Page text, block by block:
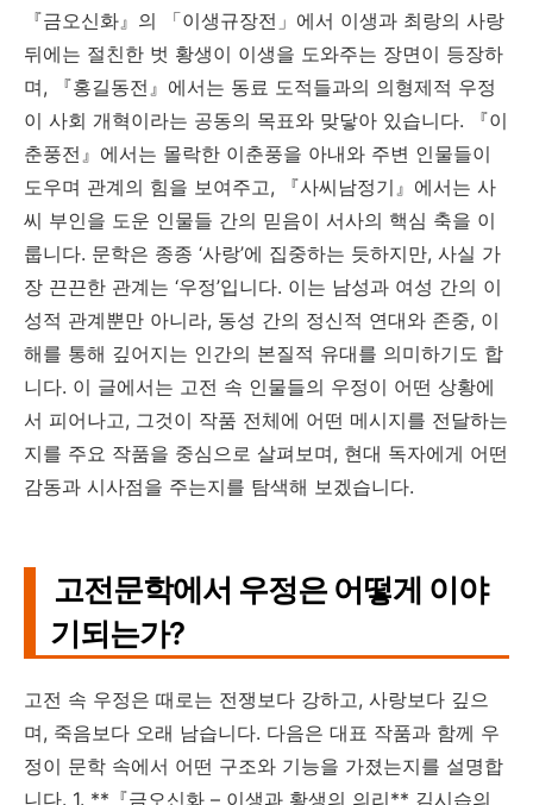
『금오신화』의 「이생규장전」에서 이생과 최랑의 사랑
뒤에는 절친한 벗 황생이 이생을 도와주는 장면이 등장하
며, 『홍길동전』에서는 동료 도적들과의 의형제적 우정
이 사회 개혁이라는 공동의 목표와 맞닿아 있습니다. 『이
춘풍전』에서는 몰락한 이춘풍을 아내와 주변 인물들이
도우며 관계의 힘을 보여주고, 『사씨남정기』에서는 사
씨 부인을 도운 인물들 간의 믿음이 서사의 핵심 축을 이
룹니다. 문학은 종종 ‘사랑’에 집중하는 듯하지만, 사실 가
장 끈끈한 관계는 ‘우정’입니다. 이는 남성과 여성 간의 이
성적 관계뿐만 아니라, 동성 간의 정신적 연대와 존중, 이
해를 통해 깊어지는 인간의 본질적 유대를 의미하기도 합
니다. 이 글에서는 고전 속 인물들의 우정이 어떤 상황에
서 피어나고, 그것이 작품 전체에 어떤 메시지를 전달하는
지를 주요 작품을 중심으로 살펴보며, 현대 독자에게 어떤
감동과 시사점을 주는지를 탐색해 보겠습니다.
고전문학에서 우정은 어떻게 이야
기되는가?
고전 속 우정은 때로는 전쟁보다 강하고, 사랑보다 깊으
며, 죽음보다 오래 남습니다. 다음은 대표 작품과 함께 우
정이 문학 속에서 어떤 구조와 기능을 가졌는지를 설명합
니다. 1. **『금오신화 – 이생과 황생의 의리** 김시습의